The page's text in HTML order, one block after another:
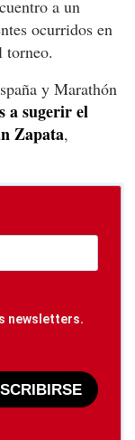
a un
ocurridos en
torneo.
y Marathón
a sugerir el
Zapata,
newsletters.